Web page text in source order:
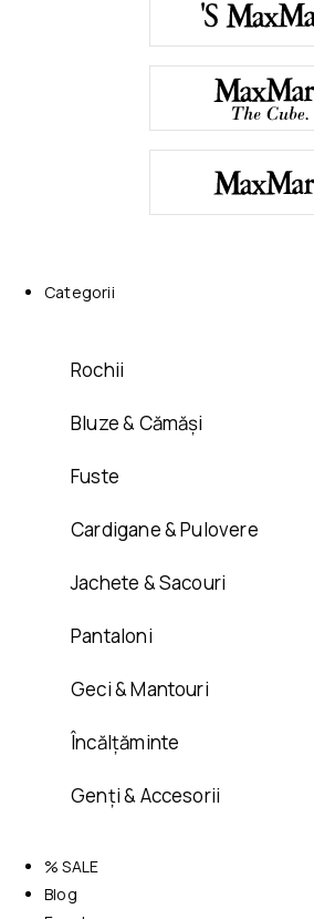
Categorii
Rochii
Bluze & Cămăși
Fuste
Cardigane & Pulovere
Jachete & Sacouri
Pantaloni
Geci & Mantouri
Încălțăminte
Genți & Accesorii
% SALE
Blog